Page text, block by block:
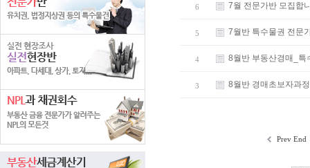
6 7월 전문가반 모집합
5 7월반 특수물권 전문
4 8월반 부동산경매_
3 8월반 경매초보자과
Prev End